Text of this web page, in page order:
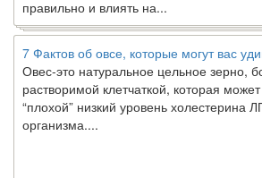
7 Фактов об овсе, которые могут вас
Овес-это натуральное цельное зерно,
растворимой клетчаткой, которая
“плохой” низкий уровень холестерина
организма....